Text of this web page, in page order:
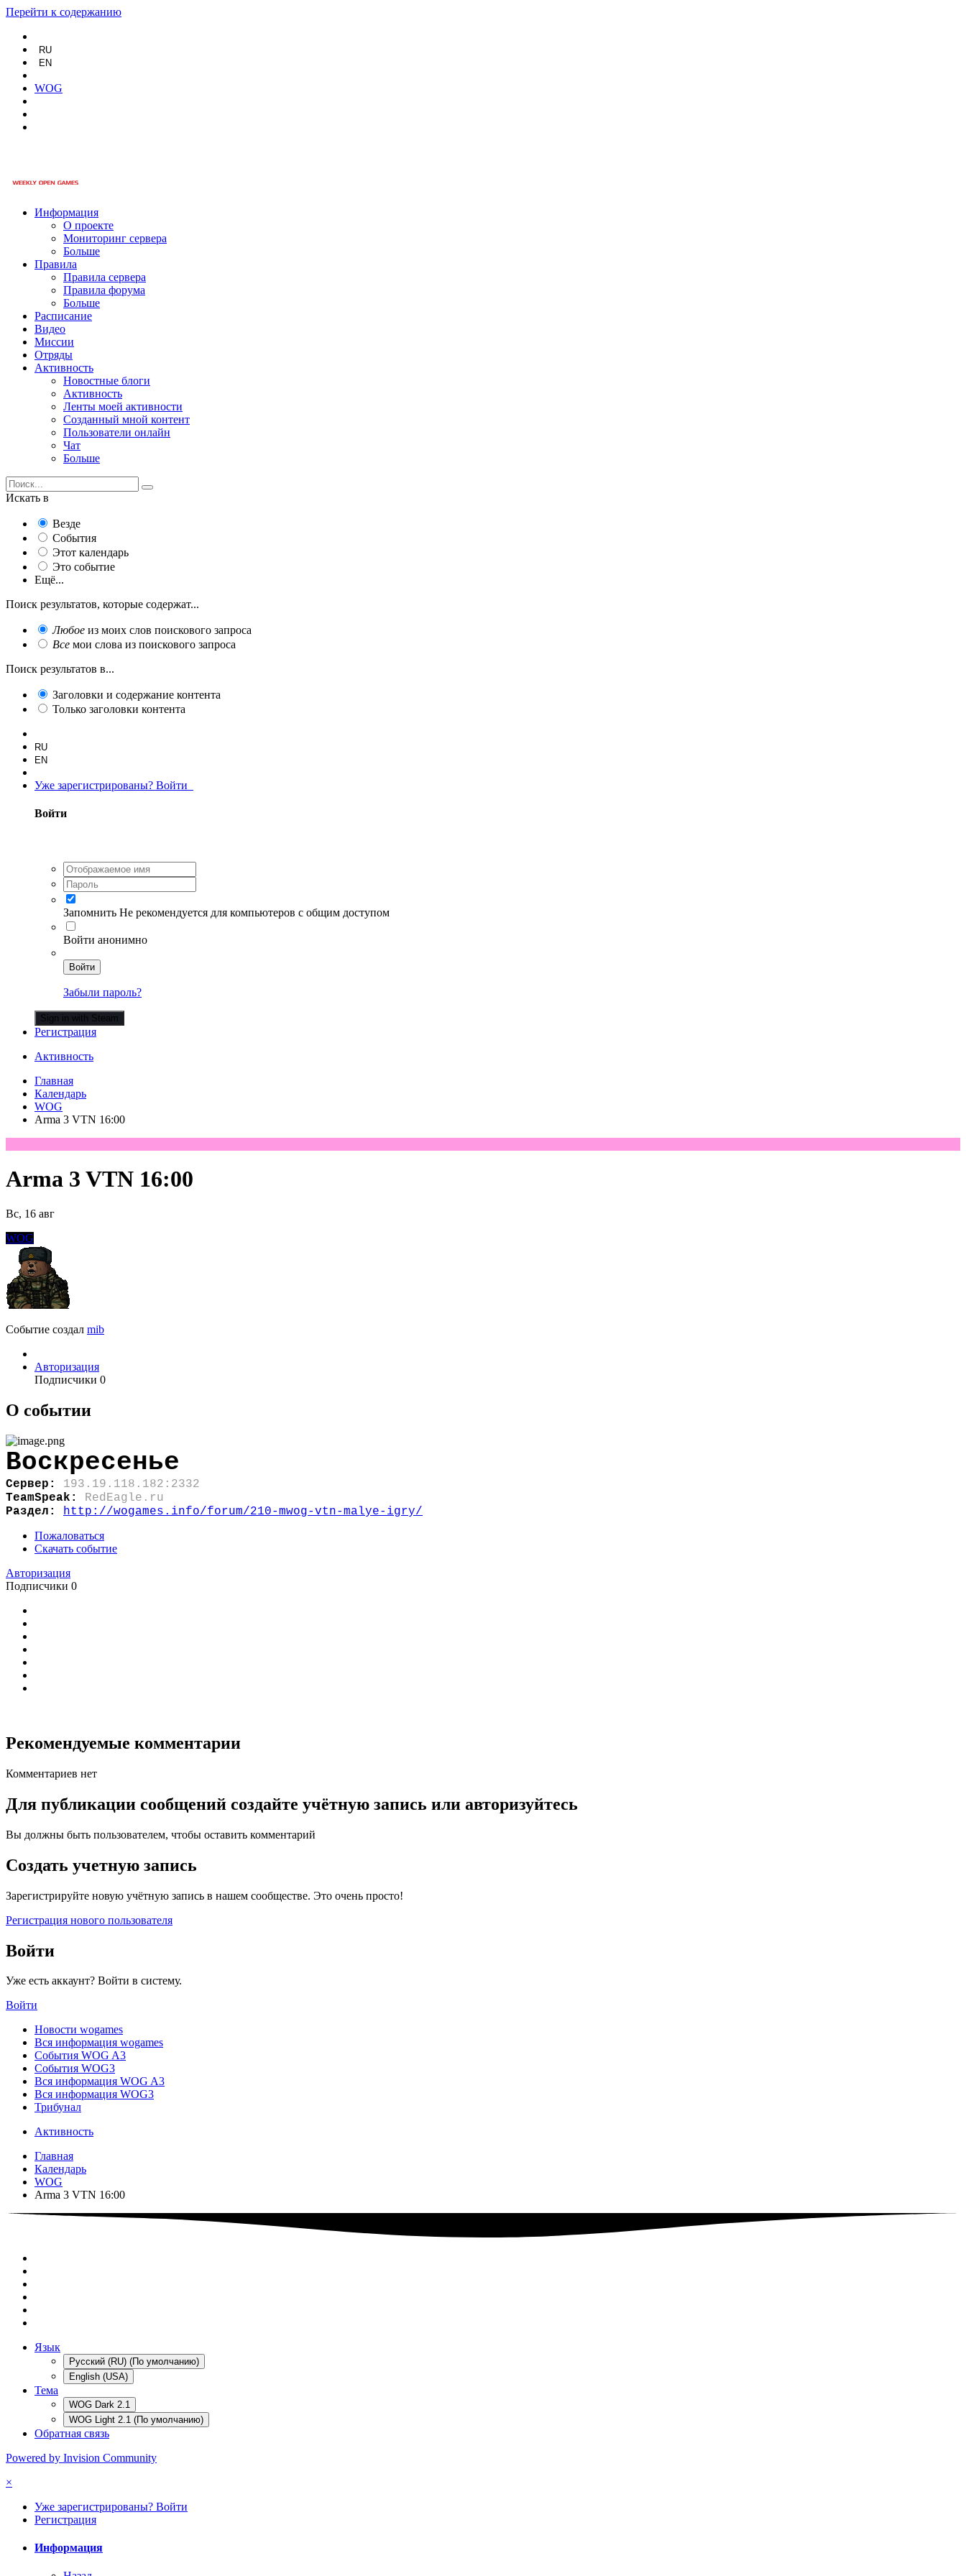
Перейти к содержанию
RU
EN
WOG
Информация
О проекте
Мониторинг сервера
Больше
Правила
Правила сервера
Правила форума
Больше
Расписание
Видео
Миссии
Отряды
Активность
Новостные блоги
Активность
Ленты моей активности
Созданный мной контент
Пользователи онлайн
Чат
Больше
Искать в
Везде
События
Этот календарь
Это событие
Ещё...
Поиск результатов, которые содержат...
Любое из моих слов поискового запроса
Все мои слова из поискового запроса
Поиск результатов в...
Заголовки и содержание контента
Только заголовки контента
RU
EN
Уже зарегистрированы? Войти
Войти
Запомнить Не рекомендуется для компьютеров с общим доступом
Войти анонимно
Войти
Забыли пароль?
Sign in with Steam
Регистрация
Активность
Главная
Календарь
WOG
Arma 3 VTN 16:00
Arma 3 VTN 16:00
Вс, 16 авг
WOG
Событие создал mib
Авторизация
Подписчики 0
О событии
Воскресенье
Сервер:
193.19.118.182:2332
TeamSpeak:
RedEagle.ru
Раздел:
http://wogames.info/forum/210-mwog-vtn-malye-igry/
Пожаловаться
Скачать событие
Авторизация
Подписчики 0
Рекомендуемые комментарии
Комментариев нет
Для публикации сообщений создайте учётную запись или авторизуйтесь
Вы должны быть пользователем, чтобы оставить комментарий
Создать учетную запись
Зарегистрируйте новую учётную запись в нашем сообществе. Это очень просто!
Регистрация нового пользователя
Войти
Уже есть аккаунт? Войти в систему.
Войти
Новости wogames
Вся информация wogames
События WOG A3
События WOG3
Вся информация WOG A3
Вся информация WOG3
Трибунал
Активность
Главная
Календарь
WOG
Arma 3 VTN 16:00
Язык
Русский (RU) (По умолчанию)
English (USA)
Тема
WOG Dark 2.1
WOG Light 2.1 (По умолчанию)
Обратная связь
Powered by Invision Community
×
Уже зарегистрированы? Войти
Регистрация
Информация